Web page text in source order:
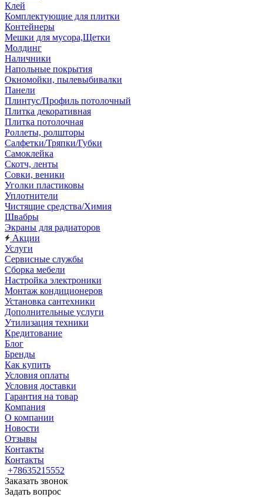
Клей
Комплектующие для плитки
Контейнеры
Мешки для мусора,Щетки
Молдинг
Наличники
Напольные покрытия
Окномойки, пылевыбивалки
Панели
Плинтус/Профиль потолочный
Плитка декоративная
Плитка потолочная
Роллеты, ролшторы
Салфетки/Тряпки/Губки
Самоклейка
Скотч, ленты
Совки, веники
Уголки пластиковы
Уплотнители
Чистящие средства/Химия
Швабры
Экраны для радиаторов
Акции
Услуги
Сервисные службы
Сборка мебели
Настройка электроники
Монтаж кондиционеров
Установка сантехники
Дополнительные услуги
Утилизация техники
Кредитование
Блог
Бренды
Как купить
Условия оплаты
Условия доставки
Гарантия на товар
Компания
О компании
Новости
Отзывы
Контакты
Контакты
+78635215552
Заказать звонок
Задать вопрос